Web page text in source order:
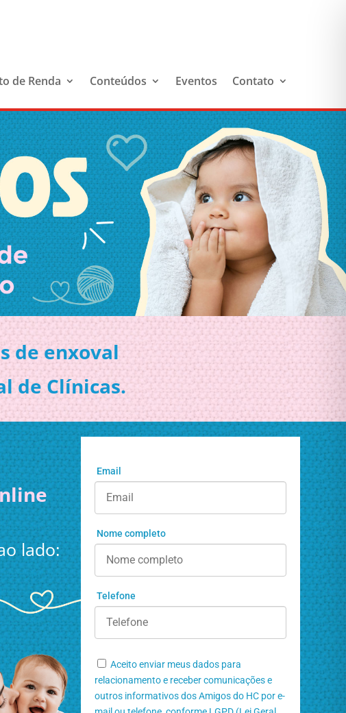
de Renda Conteúdos Eventos Contato
de enxoval
de Clínicas.
lado:
Email
Nome completo
Telefone
Aceito enviar meus dados para
relacionamento e receber comunicações e
outros informativos dos Amigos do HC por e-